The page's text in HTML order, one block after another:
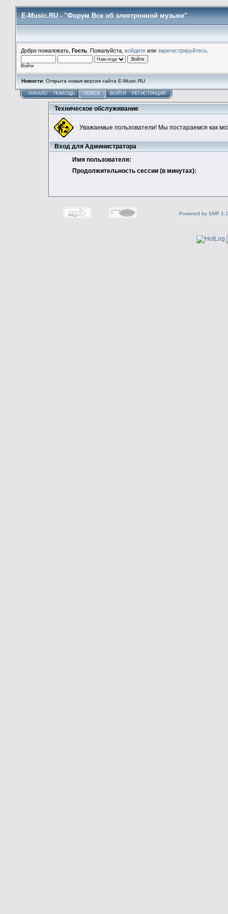
E-Music.RU - "Форум Все об электронной музыке"
Добро пожаловать, Гость . Пожалуйста, войдите или зарегистрируйтесь
Войти
Новости: Открыта новая версия сайта E-Music.RU
НАЧАЛО ПОМОЩЬ ПОИСК ВОЙТИ РЕГИСТРАЦИЯ
Техническое обслуживание
Уважаемые пользователи! Мы постараемся как
Вход для Администратора
Имя пользователя:
Продолжительность сессии (в минутах):
Powered by SMF